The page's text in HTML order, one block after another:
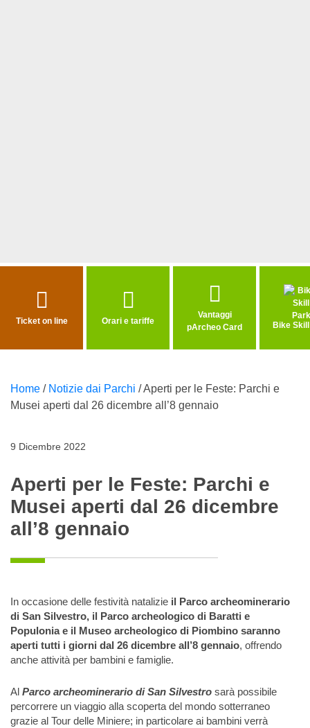
Ticket on line Orari e tariffe
Vantaggi
pArcheo Card
Bike
Home / Notizie dai Parchi /Aperti per le Feste: Parchi e
Musei aperti dal 26 dicembre all’8 gennaio
9 Dicembre 2022
Aperti per le Feste: Parchi e
Musei aperti dal 26 dicembre
all’8 gennaio
In occasione delle festività natalizie il Parco archeominerario
di San Silvestro, il Parco archeologico di Baratti e
Populonia e il Museo archeologico di Piombino saranno
aperti tutti i giorni dal 26 dicembre all’8 gennaio, offrendo
anche attività per bambini e famiglie.
Al Parco archeominerario di San Silvestro sarà possibile
percorrere un viaggio alla scoperta del mondo sotterraneo
grazie al Tour delle Miniere; in particolare ai bambini verrà